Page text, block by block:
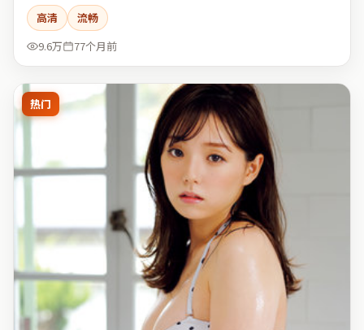
高清
流畅
9.6万
77个月前
热门